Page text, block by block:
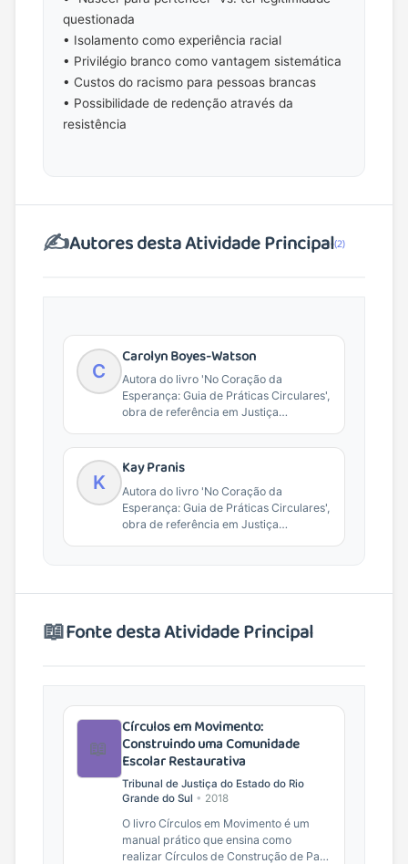
questionada
• Isolamento como experiência racial
• Privilégio branco como vantagem sistemática
• Custos do racismo para pessoas brancas
• Possibilidade de redenção através da
resistência
✍️Autores desta Atividade Principal(2)
C
Carolyn Boyes-Watson
Autora do livro 'No Coração da
Esperança: Guia de Práticas Circulares',
obra de referência em Justiça
K
Kay Pranis
Autora do livro 'No Coração da
Esperança: Guia de Práticas Circulares',
obra de referência em Justiça
📖Fonte desta Atividade Principal
📖
Círculos em Movimento:
Construindo uma Comunidade
Escolar Restaurativa
Tribunal de Justiça do Estado do Rio
Grande do Sul • 2018
O livro Círculos em Movimento é um
manual prático que ensina como
realizar Círculos de Construção de Paz,